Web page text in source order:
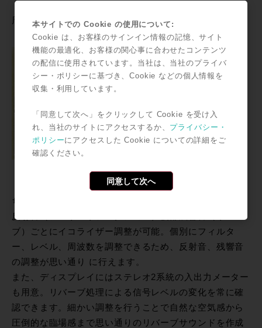
［周波数ディスプレイ］
周波数帯域全体を1つのグラフとして表示
ちなみに、ディスプレイ右上のEQセクション では初期
反射音（アーリーリフレクション）後部残響音（リバー
ブ）ごとにイコライザー調整が可能。個別にフィルタ
ー、レベル、周波数を調整できるため、反射音、残響音
の調整が思い通り に行えます。
また、ディスプレイにはステレオ2系統の入出力メーター
も用意。リバーブ処理による信号レベルの変化を常に確
認できます。細かい調整を行うことで自然な空気感から
圧倒的な臨場感まで思い通りのリバーブサウンドを作成
本サイトでの Cookie の使用について:
Cookie は、お客様のサインイン情報の記憶、サイト
機能の最適化、お客様の関心事に合わせたコンテンツ
の配信に使用されています。当社は、当社のプライバ
シー・ポリシーに基づき、Cookie などの個人情報を
収集・利用しています。
「同意して次へ」をクリックして Cookie を受け入
れ、当社のサイトにアクセスするか、 プライバシー・
ポリシーにアクセスした Cookie についての詳細をご
確認ください。
同意して次へ